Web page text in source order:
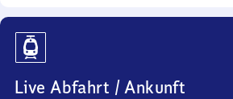
Live Abfahrt / Ankunft